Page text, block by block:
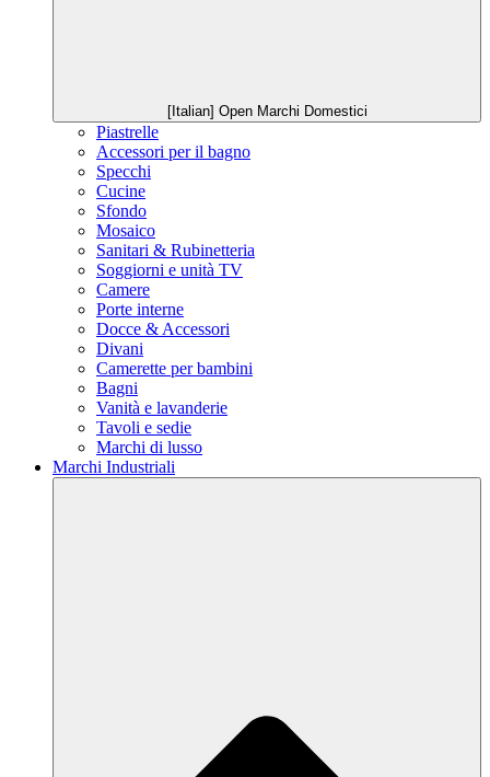
[Italian] Open Marchi Domestici
Piastrelle
Accessori per il bagno
Specchi
Cucine
Sfondo
Mosaico
Sanitari & Rubinetteria
Soggiorni e unità TV
Camere
Porte interne
Docce & Accessori
Divani
Camerette per bambini
Bagni
Vanità e lavanderie
Tavoli e sedie
Marchi di lusso
Marchi Industriali